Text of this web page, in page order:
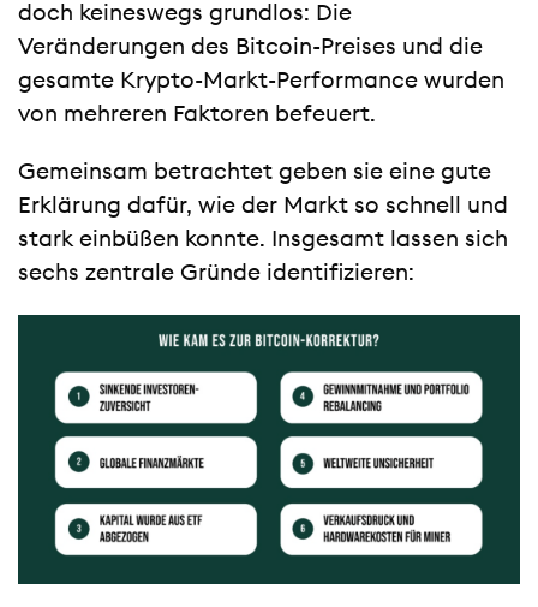
doch keineswegs grundlos: Die
Veränderungen des Bitcoin-Preises und die
gesamte Krypto-Markt-Performance wurden
von mehreren Faktoren befeuert.
Gemeinsam betrachtet geben sie eine gute
Erklärung dafür, wie der Markt so schnell und
stark einbüßen konnte. Insgesamt lassen sich
sechs zentrale Gründe identifizieren: